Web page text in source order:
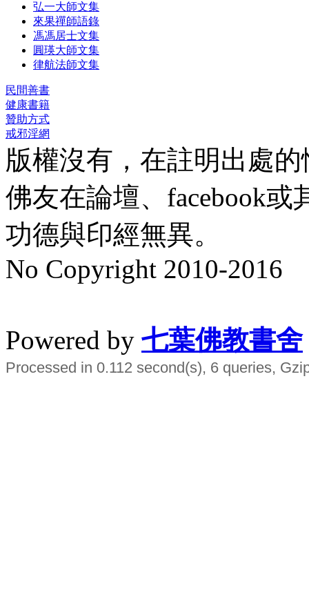
弘一大師文集
來果禪師語錄
馮馮居士文集
圓瑛大師文集
律航法師文集
民間善書
健康書籍
贊助方式
戒邪淫網
版權沒有，在註明出處
佛友在論壇、facebook
功德與印經無異。
No Copyright 2010-2016
Powered by 七葉佛教書舍
Processed in 0.112 second(s), 6 queries,